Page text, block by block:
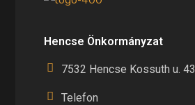
Hencse Önkormányzat
7532 Hencse Kossuth u. 43
Telefon